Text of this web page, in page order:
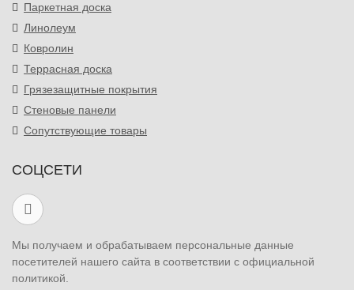
Паркетная доска
Линолеум
Ковролин
Террасная доска
Грязезащитные покрытия
Стеновые панели
Сопутствующие товары
СОЦСЕТИ
Мы получаем и обрабатываем персональные данные
посетителей нашего сайта в соответствии с официальной
политикой.